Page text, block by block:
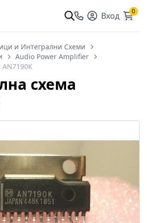
Вход 0
и Интегрални Схеми
Audio Power Amplifier
схема